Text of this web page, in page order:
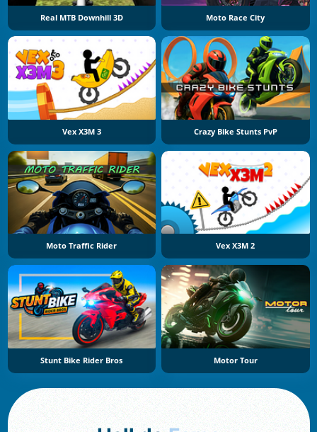
Real MTB Downhill 3D Moto Race City
Vex X3M 3 Crazy Bike Stunts PvP
Moto Traffic Rider Vex X3M 2
Stunt Bike Rider Bros Motor Tour